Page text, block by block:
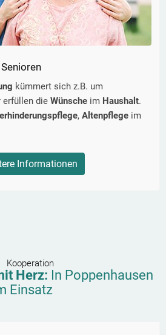
kümmert sich z.B. um
erfüllen die Wünsche im Haushalt.
, Altenpflege im
Informationen
Kooperation
Herz: In Poppenhausen
Einsatz